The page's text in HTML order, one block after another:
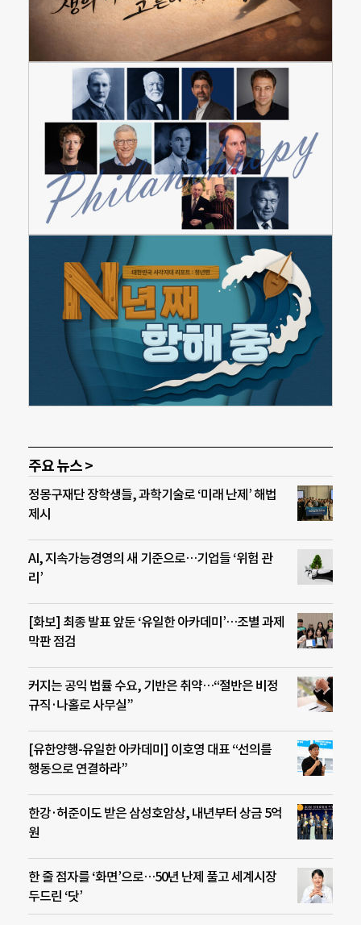
주요 뉴스 >
정몽구재단 장학생들, 과학기술로 ‘미래 난제’ 해법
제시
AI, 지속가능경영의 새 기준으로…기업들 ‘위험 관
리’
[화보] 최종 발표 앞둔 ‘유일한 아카데미’…조별 과제
막판 점검
커지는 공익 법률 수요, 기반은 취약…“절반은 비정
규직·나홀로 사무실”
[유한양행-유일한 아카데미] 이호영 대표 “선의를
행동으로 연결하라”
한강·허준이도 받은 삼성호암상, 내년부터 상금 5억
원
한 줄 점자를 ‘화면’으로…50년 난제 풀고 세계시장
두드린 ‘닷’